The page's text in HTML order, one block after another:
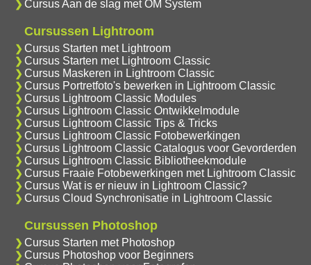
Cursus Aan de slag met OM System
Cursussen Lightroom
Cursus Starten met Lightroom
Cursus Starten met Lightroom Classic
Cursus Maskeren in Lightroom Classic
Cursus Portretfoto's bewerken in Lightroom Classic
Cursus Lightroom Classic Modules
Cursus Lightroom Classic Ontwikkelmodule
Cursus Lightroom Classic Tips & Tricks
Cursus Lightroom Classic Fotobewerkingen
Cursus Lightroom Classic Catalogus voor Gevorderden
Cursus Lightroom Classic Bibliotheekmodule
Cursus Fraaie Fotobewerkingen met Lightroom Classic
Cursus Wat is er nieuw in Lightroom Classic?
Cursus Cloud Synchronisatie in Lightroom Classic
Cursussen Photoshop
Cursus Starten met Photoshop
Cursus Photoshop voor Beginners